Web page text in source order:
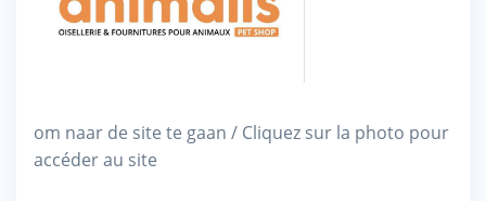
om naar de site te gaan / Cliquez sur la photo pour
accéder au site